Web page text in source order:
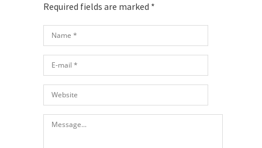
Required fields are marked *